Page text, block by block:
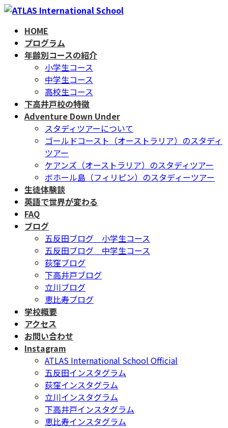
コ
ナ
HOME
プログラム
年齢別コースの紹介
小学生コース
中学生コース
高校生コース
下高井戸校の特徴
Adventure Down Under
スタディツアーについて
ゴールドコースト（オーストラリア）のスタディ
ツアー
ケアンズ（オーストラリア）のスタディツアー
ボホール島（フィリピン）のスタディーツアー
生徒体験談
英語で世界が変わる
FAQ
ブログ
五反田ブログ 小学生コース
五反田ブログ 中学生コース
荻窪ブログ
下高井戸ブログ
立川ブログ
恵比寿ブログ
学校概要
アクセス
お問い合わせ
Instagram
ATLAS International School Official
五反田インスタグラム
荻窪インスタグラム
立川インスタグラム
下高井戸インスタグラム
恵比寿インスタグラム